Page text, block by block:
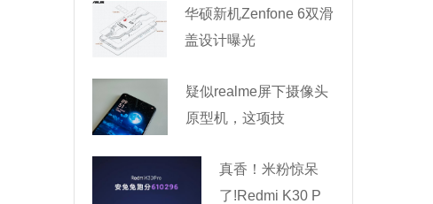
华硕新机Zenfone 6双滑
盖设计曝光
疑似realme屏下摄像头
原型机，这项技
真香！米粉惊呆
了!Redmi K30 P